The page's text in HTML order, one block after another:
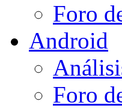
Foro
Android
Foro